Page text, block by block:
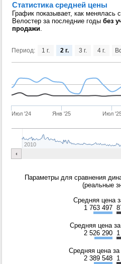
Статистика средней цены
График показывает, как менялась
Велостер за последние годы без
продажи.
Период:
Июл '24 Янв '25 Июл
2010
1 г. 2 г. 3 г. 4 г.
Параметры для сравнения
(реальные
Средняя цена
1 763 497
Средняя цена
2 526 290
Средняя цена
2 389 548